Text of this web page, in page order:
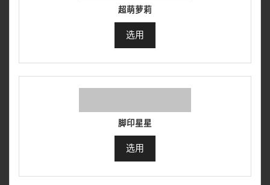
超萌萝莉
选用
脚印星星
选用